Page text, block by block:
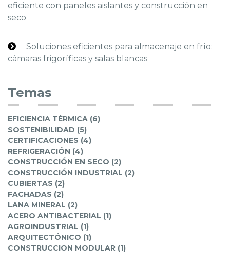
eficiente con paneles aislantes y construcción en
seco
Soluciones eficientes para almacenaje en frío:
cámaras frigoríficas y salas blancas
Temas
EFICIENCIA TÉRMICA (6)
SOSTENIBILIDAD (5)
CERTIFICACIONES (4)
REFRIGERACIÓN (4)
CONSTRUCCIÓN EN SECO (2)
CONSTRUCCIÓN INDUSTRIAL (2)
CUBIERTAS (2)
FACHADAS (2)
LANA MINERAL (2)
ACERO ANTIBACTERIAL (1)
AGROINDUSTRIAL (1)
ARQUITECTÓNICO (1)
CONSTRUCCION MODULAR (1)